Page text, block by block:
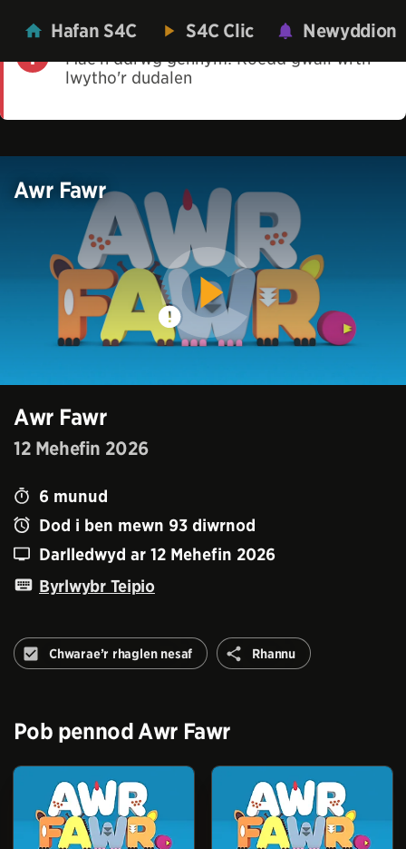
Hafan S4C S4C Clic Newyddion
Mae'n ddrwg gennym! Roedd gwall wrth
lwytho'r dudalen
Awr Fawr
Awr Fawr
12 Mehefin 2026
6 munud
Dod i ben mewn 93 diwrnod
Darlledwyd ar 12 Mehefin 2026
Byrlwybr Teipio
Chwarae’r rhaglen nesaf
rhaglen
nesaf
Rhannu Rhannu
Pob pennodAwr Fawr